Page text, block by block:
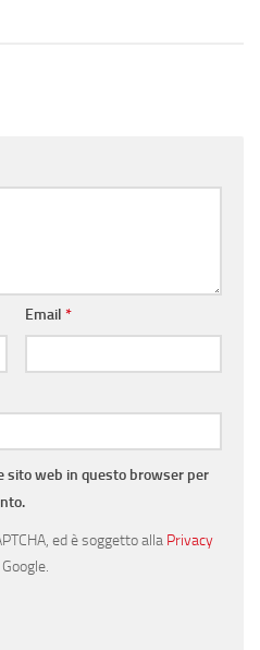
Email *
sito web in questo browser per
ed è soggetto alla Privacy